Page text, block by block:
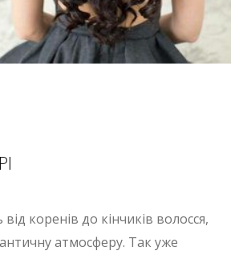
коренів до кінчиків волосся,
атмосферу. Так уже